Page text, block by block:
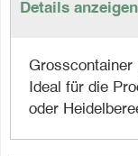
Details anzeigen
Grosscontainer
Ideal für die
oder